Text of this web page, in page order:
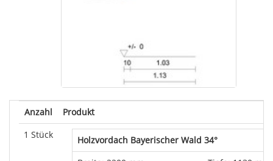
Anzahl
Produkt
1 Stück
Holzvordach Bayerischer Wald 34°